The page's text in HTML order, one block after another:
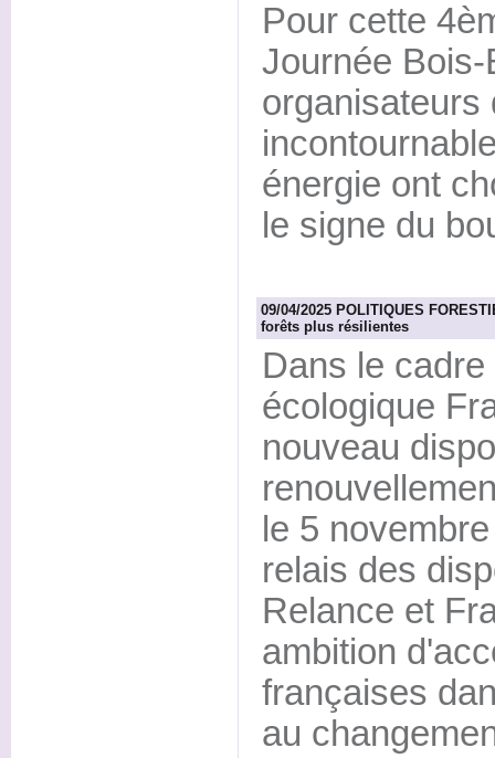
Pour cette
Journée
organisateurs
énergie ont
le signe du
09/04/2025 POLITIQUES
forêts plus résilientes
Dans le
écologique
nouveau
le 5
relais des
Relance et
ambition
françaises
au